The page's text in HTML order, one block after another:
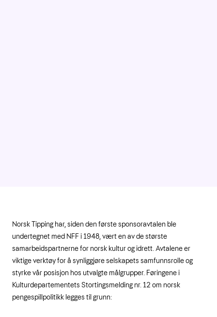
Norsk Tipping har, siden den første sponsoravtalen ble
undertegnet med NFF i 1948, vært en av de største
samarbeidspartnerne for norsk kultur og idrett. Avtalene er
viktige verktøy for å synliggjøre selskapets samfunnsrolle og
styrke vår posisjon hos utvalgte målgrupper. Føringene i
Kulturdepartementets Stortingsmelding nr. 12 om norsk
pengespillpolitikk legges til grunn: